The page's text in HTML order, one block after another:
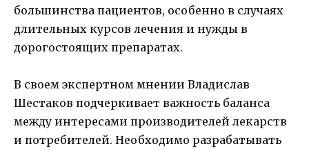
большинства пациентов, особенно в случаях
длительных курсов лечения и нужды в
дорогостоящих препаратах.
В своем экспертном мнении Владислав
Шестаков подчеркивает важность баланса
между интересами производителей лекарств
и потребителей. Необходимо разрабатывать